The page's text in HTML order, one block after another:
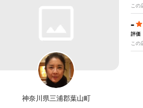
神奈川県三浦郡葉山町
この
-
評価
この